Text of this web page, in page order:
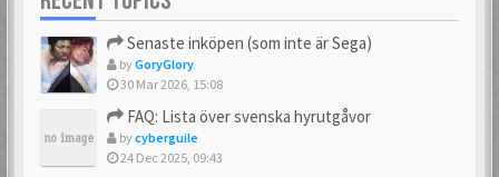
Senaste inköpen (som inte är Sega)
byGoryGlory
30 Mar 2026, 15:08
FAQ: Lista över svenska hyrutgåvor
bycyberguile
24 Dec 2025, 09:43